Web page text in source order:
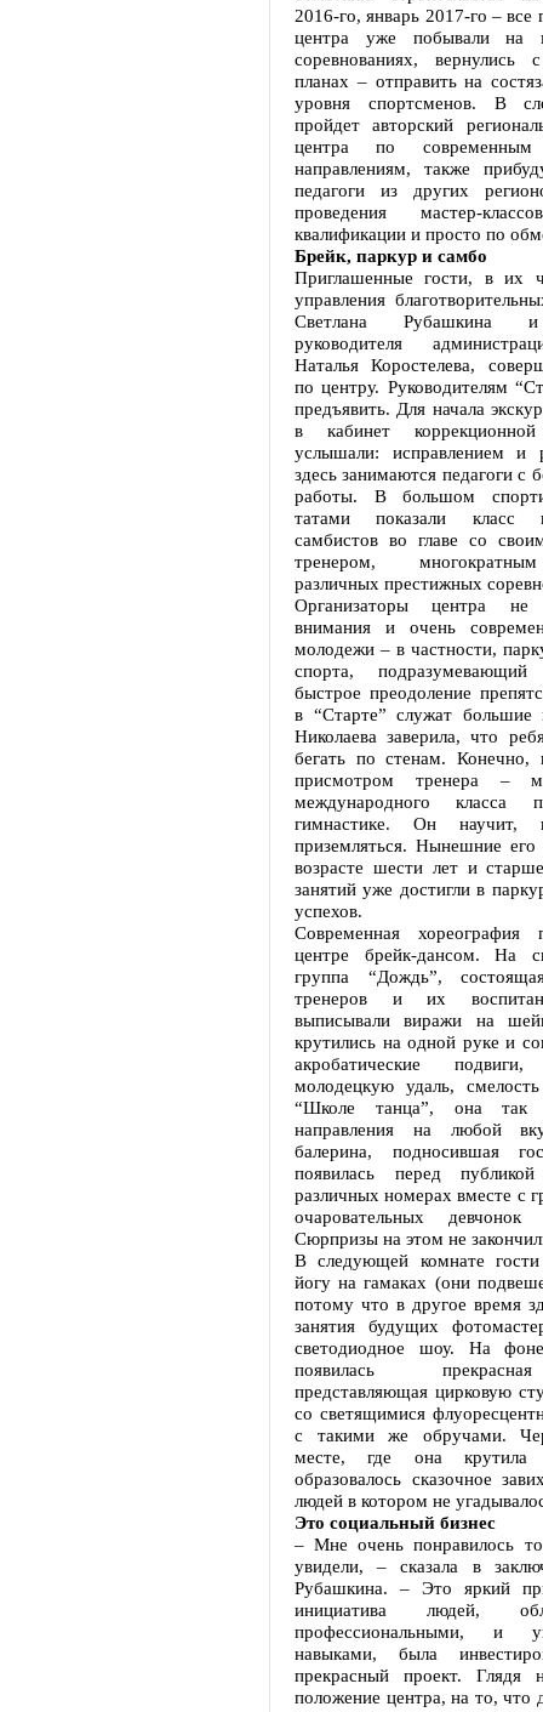
2016-го, январь 2017-го – все
центра уже побывали на
соревнованиях, вернулись
планах – отправить на
уровня спортсменов. В
пройдет авторский
центра по современным
направлениям, также
педагоги из других
проведения мастер-
квалификации и просто по
Брейк, паркур и самбо
Приглашенные гости, в их
управления
Светлана Рубашкина и
руководителя
Наталья Коростелева,
по центру. Руководителям
предъявить. Для начала
в кабинет
услышали: исправлением и
здесь занимаются педагоги
работы. В большом
татами показали класс
самбистов во главе со
тренером,
различных престижных
Организаторы центра не
внимания и очень
молодежи – в частности,
спорта,
быстрое преодоление
в “Старте” служат
Николаева заверила, что
бегать по стенам.
присмотром тренера –
международного класса
гимнастике. Он научит,
приземляться. Нынешние его
возрасте шести лет и
занятий уже достигли в
успехов.
Современная хореография
центре брейк-дансом. На
группа “Дождь”,
тренеров и их
выписывали виражи на
крутились на одной руке и
акробатические подвиги,
молодецкую удаль,
“Школе танца”, она так
направления на любой
балерина, подносившая
появилась перед
различных номерах вместе с
очаровательных
Сюрпризы на этом не
В следующей комнате
йогу на гамаках (они
потому что в другое время
занятия будущих
светодиодное шоу. На
появилась
представляющая цирковую
со светящимися
с такими же обручами.
месте, где она крутила
образовалось сказочное
людей в котором не
Это социальный бизнес
– Мне очень понравилось
увидели, – сказала в
Рубашкина. – Это яркий
инициатива людей,
профессиональными, и
навыками, была
прекрасный проект. Глядя
положение центра, на то, что